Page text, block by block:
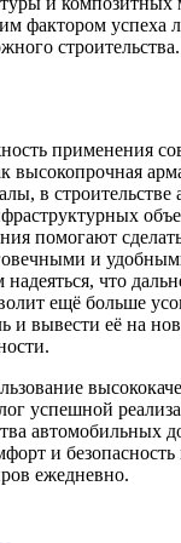
фактором успеха
строительства.
применения
высокопрочная
в
помогают
и
надеяться, что
ещё больше
и вывести её на
успешной
автомобильных
и
ежедневно.